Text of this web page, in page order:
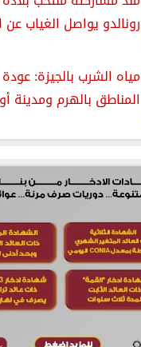
رونالدو يواصل الغياب عن
مياه الشرب بالجيزة:
المناطق بالهرم ومدينة